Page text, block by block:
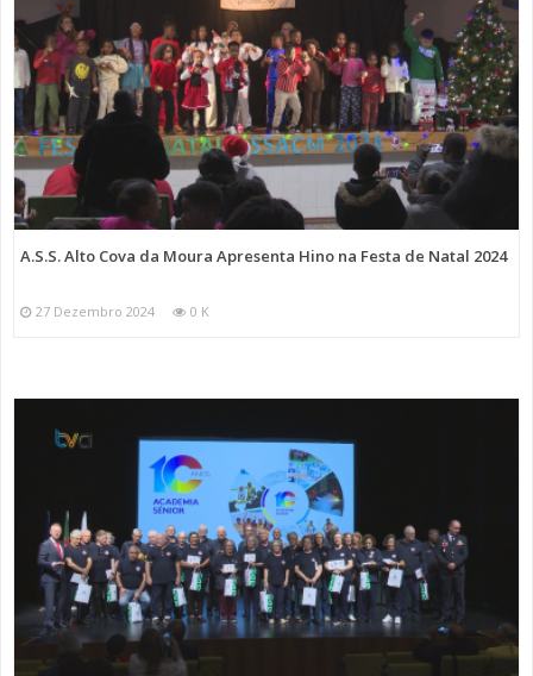
A.S.S. Alto Cova da Moura Apresenta Hino na Festa de Natal 2024
27 Dezembro 2024 0 K